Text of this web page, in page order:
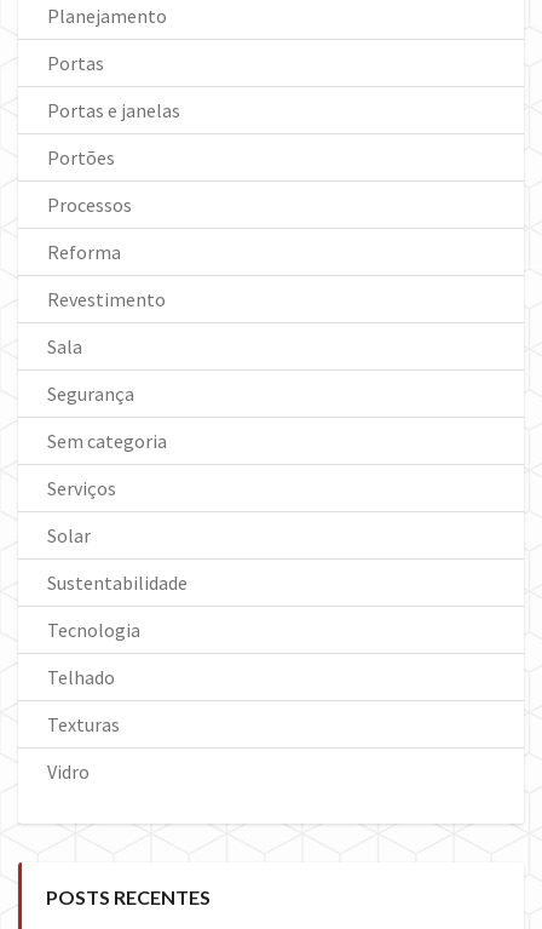
Planejamento
Portas
Portas e janelas
Portões
Processos
Reforma
Revestimento
Sala
Segurança
Sem categoria
Serviços
Solar
Sustentabilidade
Tecnologia
Telhado
Texturas
Vidro
POSTS RECENTES